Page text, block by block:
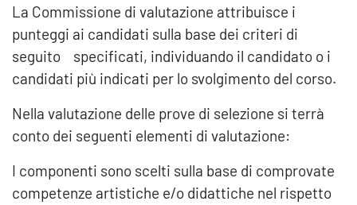
La Commissione di valutazione attribuisce i
punteggi ai candidati sulla base dei criteri di
seguito specificati, individuando il candidato o i
candidati più indicati per lo svolgimento del corso.
Nella valutazione delle prove di selezione si terrà
conto dei seguenti elementi di valutazione:
I componenti sono scelti sulla base di comprovate
competenze artistiche e/o didattiche nel rispetto